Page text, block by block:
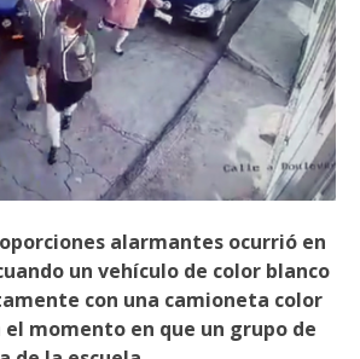
alarmantes ocurrió en
un vehículo de color blanco
con una camioneta color
momento en que un grupo de